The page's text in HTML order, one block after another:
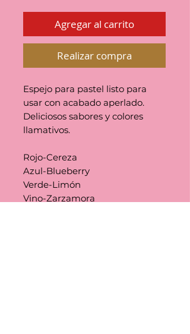
Agregar al carrito
Realizar compra
Espejo para pastel listo para
usar con acabado aperlado.
Deliciosos sabores y colores
llamativos.
Rojo-Cereza
Azul-Blueberry
Verde-Limón
Vino-Zarzamora